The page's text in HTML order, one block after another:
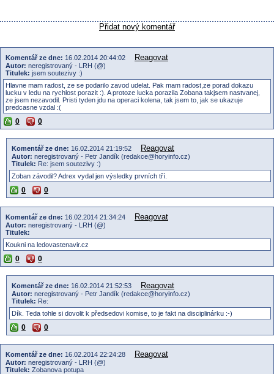
Přidat nový komentář
Komentář ze dne: 16.02.2014 20:44:02 Reagovat
Autor: neregistrovaný - LRH (@)
Titulek: jsem soutezivy :)
Hlavne mam radost, ze se podarilo zavod udelat. Pak mam radost,ze porad dokazu
lucku v ledu na rychlost porazit :). A protoze lucka porazila Zobana takjsem nastvanej,
ze jsem nezavodil. Pristi tyden jdu na operaci kolena, tak jsem to, jak se ukazuje
predcasne vzdal :(
0 0
Komentář ze dne: 16.02.2014 21:19:52 Reagovat
Autor: neregistrovaný - Petr Jandík (redakce@horyinfo.cz)
Titulek: Re: jsem soutezivy :)
Zoban závodil? Adrex vydal jen výsledky prvních tří.
0 0
Komentář ze dne: 16.02.2014 21:34:24 Reagovat
Autor: neregistrovaný - LRH (@)
Titulek:
Koukni na ledovastenavir.cz
0 0
Komentář ze dne: 16.02.2014 21:52:53 Reagovat
Autor: neregistrovaný - Petr Jandík (redakce@horyinfo.cz)
Titulek: Re:
Dík. Teda tohle si dovolit k předsedovi komise, to je fakt na disciplinárku :-)
0 0
Komentář ze dne: 16.02.2014 22:24:28 Reagovat
Autor: neregistrovaný - LRH (@)
Titulek: Zobanova potupa